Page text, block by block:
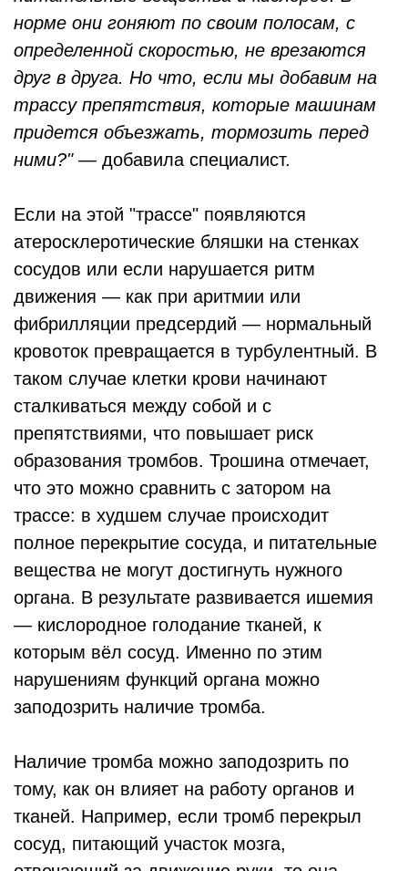
норме они гоняют по своим полосам, с
определенной скоростью, не врезаются
друг в друга. Но что, если мы добавим на
трассу препятствия, которые машинам
придется объезжать, тормозить перед
ними?" — добавила специалист.
Если на этой "трассе" появляются
атеросклеротические бляшки на стенках
сосудов или если нарушается ритм
движения — как при аритмии или
фибрилляции предсердий — нормальный
кровоток превращается в турбулентный. В
таком случае клетки крови начинают
сталкиваться между собой и с
препятствиями, что повышает риск
образования тромбов. Трошина отмечает,
что это можно сравнить с затором на
трассе: в худшем случае происходит
полное перекрытие сосуда, и питательные
вещества не могут достигнуть нужного
органа. В результате развивается ишемия
— кислородное голодание тканей, к
которым вёл сосуд. Именно по этим
нарушениям функций органа можно
заподозрить наличие тромба.
Наличие тромба можно заподозрить по
тому, как он влияет на работу органов и
тканей. Например, если тромб перекрыл
сосуд, питающий участок мозга,